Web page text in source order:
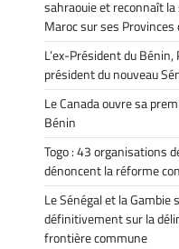
sahraouie et reconnaît
Maroc sur ses Provinces
L’ex-Président du Bénin,
président du nouveau
Le Canada ouvre sa
Bénin
Togo : 43 organisations
dénoncent la réforme
Le Sénégal et la Gambie
définitivement sur la
frontière commune